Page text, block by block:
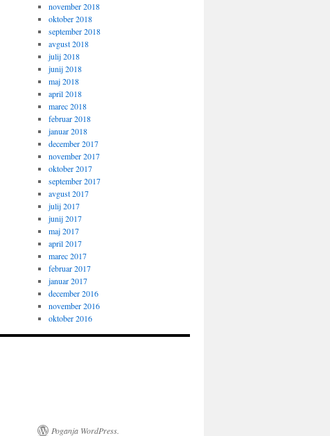
november 2018
oktober 2018
september 2018
avgust 2018
julij 2018
junij 2018
maj 2018
april 2018
marec 2018
februar 2018
januar 2018
december 2017
november 2017
oktober 2017
september 2017
avgust 2017
julij 2017
junij 2017
maj 2017
april 2017
marec 2017
februar 2017
januar 2017
december 2016
november 2016
oktober 2016
Poganja WordPress.